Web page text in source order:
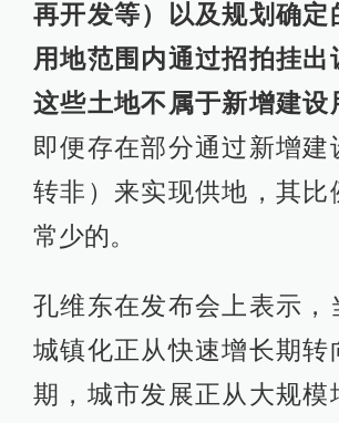
再开发等）以及规划确定
用地范围内通过招拍挂出
这些土地不属于新增建设
即便存在部分通过新增建
转非）来实现供地，其比
常少的。
孔维东在发布会上表示，
城镇化正从快速增长期转
期，城市发展正从大规模